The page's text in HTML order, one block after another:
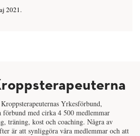
2021.
Yrkesförbund,
förbund med cirka 4 500 medlemmar
träning, kost och coaching. Några av
är att synliggöra våra medlemmar och att